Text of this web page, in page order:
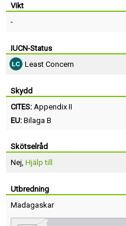
Vikt
-
IUCN-Status
Least Concern
Skydd
CITES: Appendix II
EU: Bilaga B
Skötselråd
Nej, Hjälp till
Utbredning
Madagaskar